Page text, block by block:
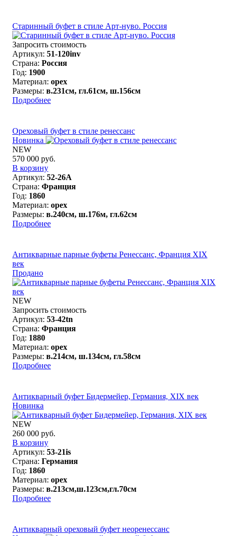
Старинный буфет в стиле Арт-нуво. Россия
Запросить стоимость
Артикул: 51-120inv
Страна: Россия
Год: 1900
Материал: орех
Размеры: в.231см, гл.61см, ш.156см
Подробнее
Ореховый буфет в стиле ренессанс
Новинка
NEW
570 000 руб.
В корзину
Артикул: 52-26A
Страна: Франция
Год: 1860
Материал: орех
Размеры: в.240см, ш.176м, гл.62см
Подробнее
Антикварные парные буфеты Ренессанс, Франция XIX
век
Продано
NEW
Запросить стоимость
Артикул: 53-42tn
Страна: Франция
Год: 1880
Материал: орех
Размеры: в.214см, ш.134см, гл.58см
Подробнее
Антикварный буфет Бидермейер, Германия, XIX век
Новинка
NEW
260 000 руб.
В корзину
Артикул: 53-21is
Страна: Германия
Год: 1860
Материал: орех
Размеры: в.213см,ш.123см,гл.70см
Подробнее
Антикварный ореховый буфет неоренессанс